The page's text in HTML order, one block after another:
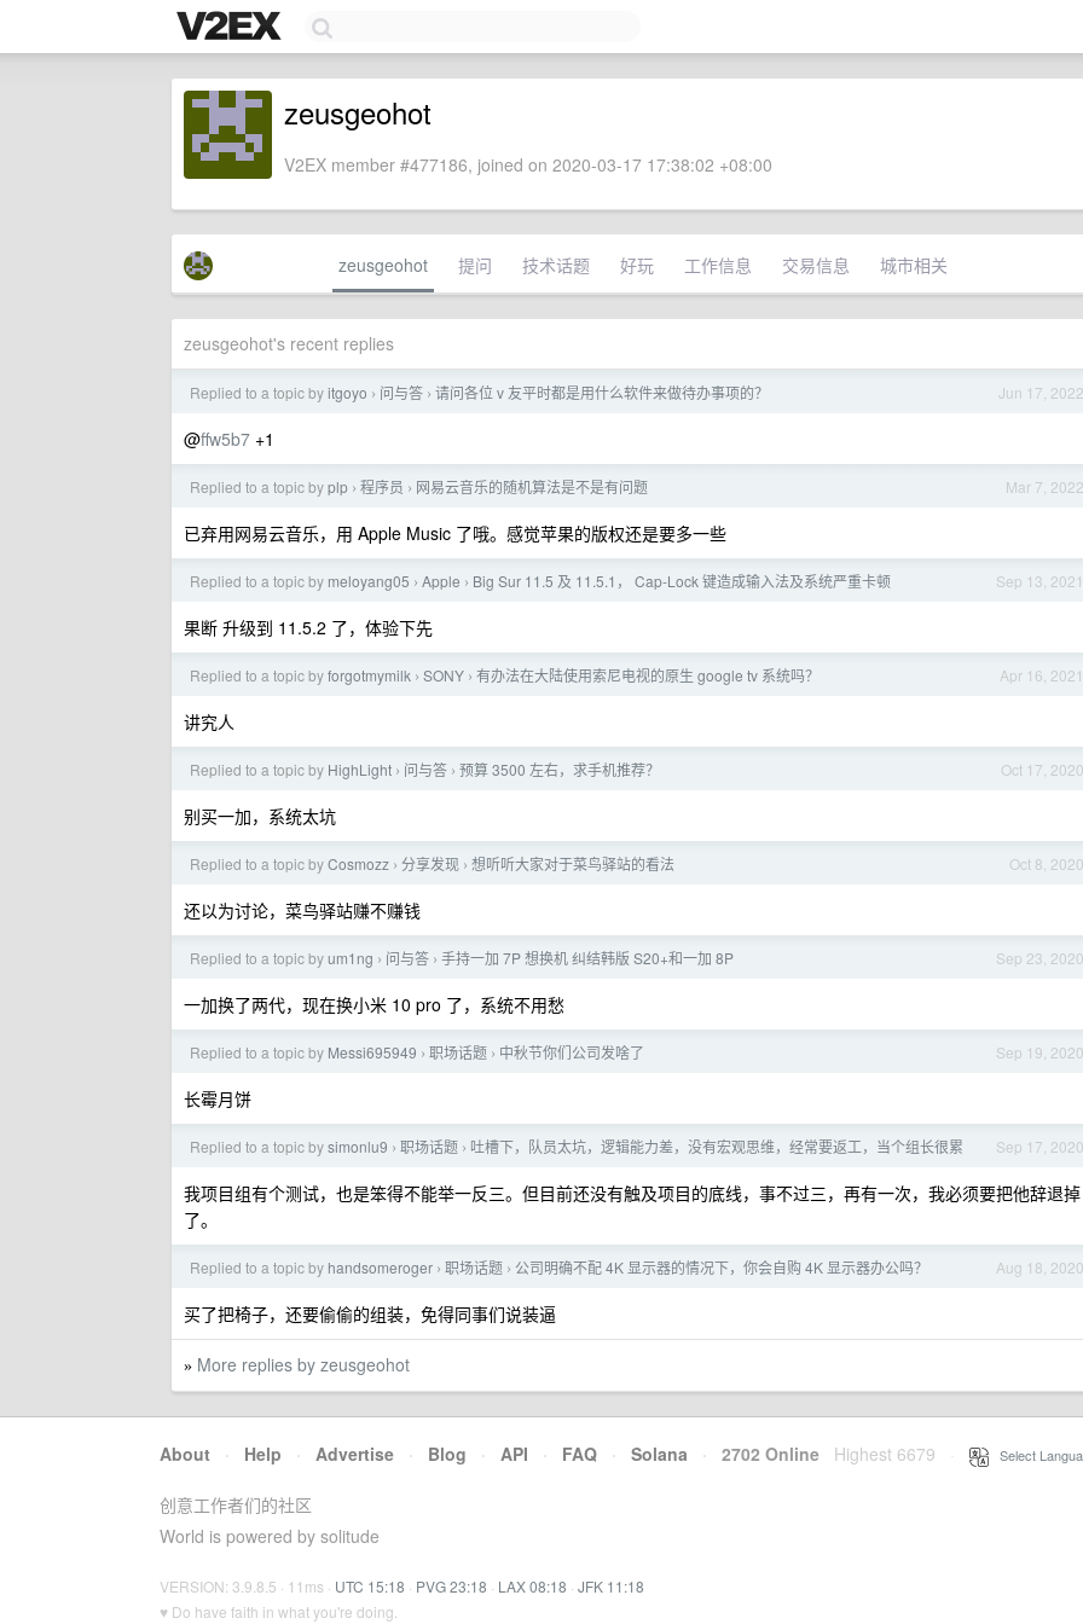
zeusgeohot
V2EX member #477186, joined on 2020-03-17 17:38:02 +08:00
zeusgeohot 提问 技术话题 好玩 工作信息 交易信息 城市相关
zeusgeohot's recent replies
Jun 17, 2022
Replied to a topic byitgoyo › 问与答 › 请问各位 v 友平时都是用什么软件来做待办事项的？
@ffw5b7 +1
Mar 7, 2022
Replied to a topic byplp › 程序员 › 网易云音乐的随机算法是不是有问题
已弃用网易云音乐，用 Apple Music 了哦。感觉苹果的版权还是要多一些
Sep 13, 2021
Replied to a topic by meloyang05 › Apple › Big Sur 11.5 及 11.5.1， Cap-Lock 键造成输入法及系统严重卡顿
果断 升级到 11.5.2 了，体验下先
Apr 16, 2021
Replied to a topic byforgotmymilk › SONY › 有办法在大陆使用索尼电视的原生 google tv 系统吗？
讲究人
Oct 17, 2020
Replied to a topic by HighLight › 问与答 › 预算 3500 左右，求手机推荐？
别买一加，系统太坑
Oct 8, 2020
Replied to a topic byCosmozz › 分享发现 › 想听听大家对于菜鸟驿站的看法
还以为讨论，菜鸟驿站赚不赚钱
Sep 23, 2020
Replied to a topic byum1ng › 问与答 › 手持一加 7P 想换机 纠结韩版 S20+和一加 8P
一加换了两代，现在换小米 10 pro 了，系统不用愁
Sep 19, 2020
Replied to a topic by Messi695949 › 职场话题 › 中秋节你们公司发啥了
长霉月饼
Sep 17, 2020
Replied to a topic bysimonlu9 › 职场话题 › 吐槽下，队员太坑，逻辑能力差，没有宏观思维，经常要返工，当个组长很累
我项目组有个测试，也是笨得不能举一反三。但目前还没有触及项目的底线，事不过三，再有一次，我必须要把他辞退掉
了。
Aug 18, 2020
Replied to a topic by handsomeroger › 职场话题 › 公司明确不配 4K 显示器的情况下，你会自购 4K 显示器办公吗？
买了把椅子，还要偷偷的组装，免得同事们说装逼
» More replies by zeusgeohot
About · Help · Advertise · Blog · API · FAQ · Solana · 2702 Online Highest 6679 Select
创意工作者们的社区
World is powered by solitude
VERSION: 3.9.8.5 · 11ms · UTC 15:18 · PVG 23:18 · LAX 08:18 · JFK 11:18
♥ Do have faith in what you're doing.